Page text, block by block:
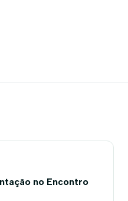
no Encontro